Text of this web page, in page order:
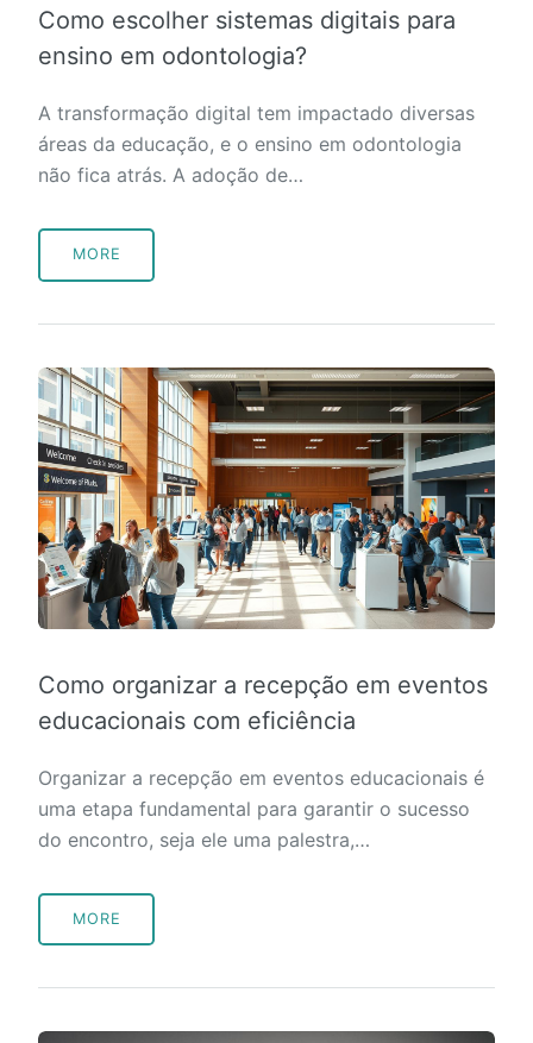
Como escolher sistemas digitais para
ensino em odontologia?
A transformação digital tem impactado diversas
áreas da educação, e o ensino em odontologia
não fica atrás. A adoção de…
MORE
Como organizar a recepção em eventos
educacionais com eficiência
Organizar a recepção em eventos educacionais é
uma etapa fundamental para garantir o sucesso
do encontro, seja ele uma palestra,…
MORE